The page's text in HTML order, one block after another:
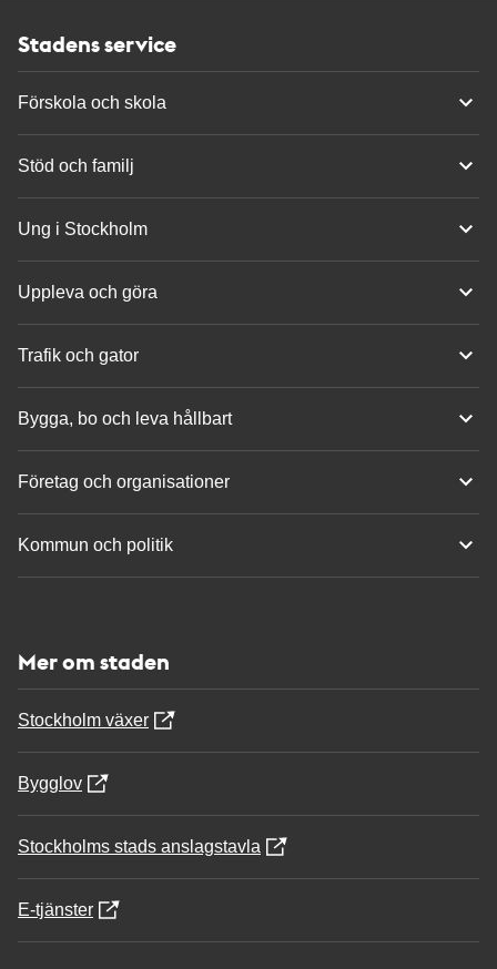
Stadens service
Förskola och skola
Stöd och familj
Ung i Stockholm
Uppleva och göra
Trafik och gator
Bygga, bo och leva hållbart
Företag och organisationer
Kommun och politik
Mer om staden
Stockholm växer
Bygglov
Stockholms stads anslagstavla
E-tjänster